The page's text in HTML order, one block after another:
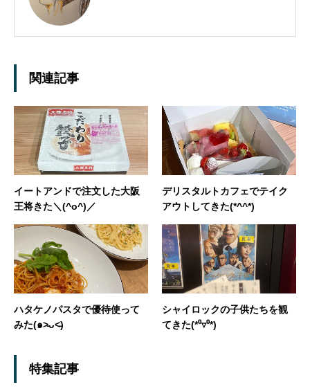
関連記事
イートアンドで注文した大阪
王将きた＼(^o^)／
デリスタルトカフェでテイク
アウトしてきた(*^^*)
ハタケノパスタで優待使って
みた(๑˃̵ᴗ˂̵)
シャイロックの子供たちを観
てきた(*⁰▿⁰*)
特集記事